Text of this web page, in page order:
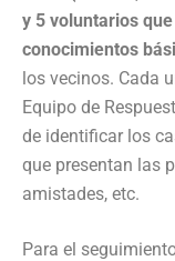
y 5 voluntarios
conocimientos
los vecinos. Cada
Equipo de
de identificar los
que presentan las
amistades, etc.
Para el